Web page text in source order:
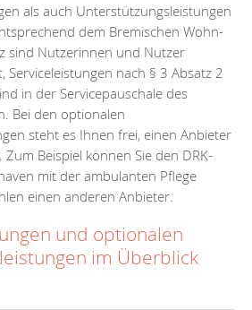
als auch Unterstützungsleistungen
dem Bremischen Wohn-
sind Nutzerinnen und Nutzer
Serviceleistungen nach § 3 Absatz 2
in der Servicepauschale des
Bei den optionalen
steht es Ihnen frei, einen Anbieter
Beispiel können Sie den DRK-
mit der ambulanten Pflege
einen anderen Anbieter.
und optionalen
im Überblick